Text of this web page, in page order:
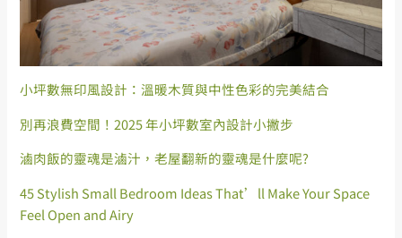
小坪數無印風設計：溫暖木質與中性色彩的完美結合
別再浪費空間！2025 年小坪數室內設計小撇步
滷肉飯的靈魂是滷汁，老屋翻新的靈魂是什麼呢?
45 Stylish Small Bedroom Ideas That’ll Make Your Space
Feel Open and Airy